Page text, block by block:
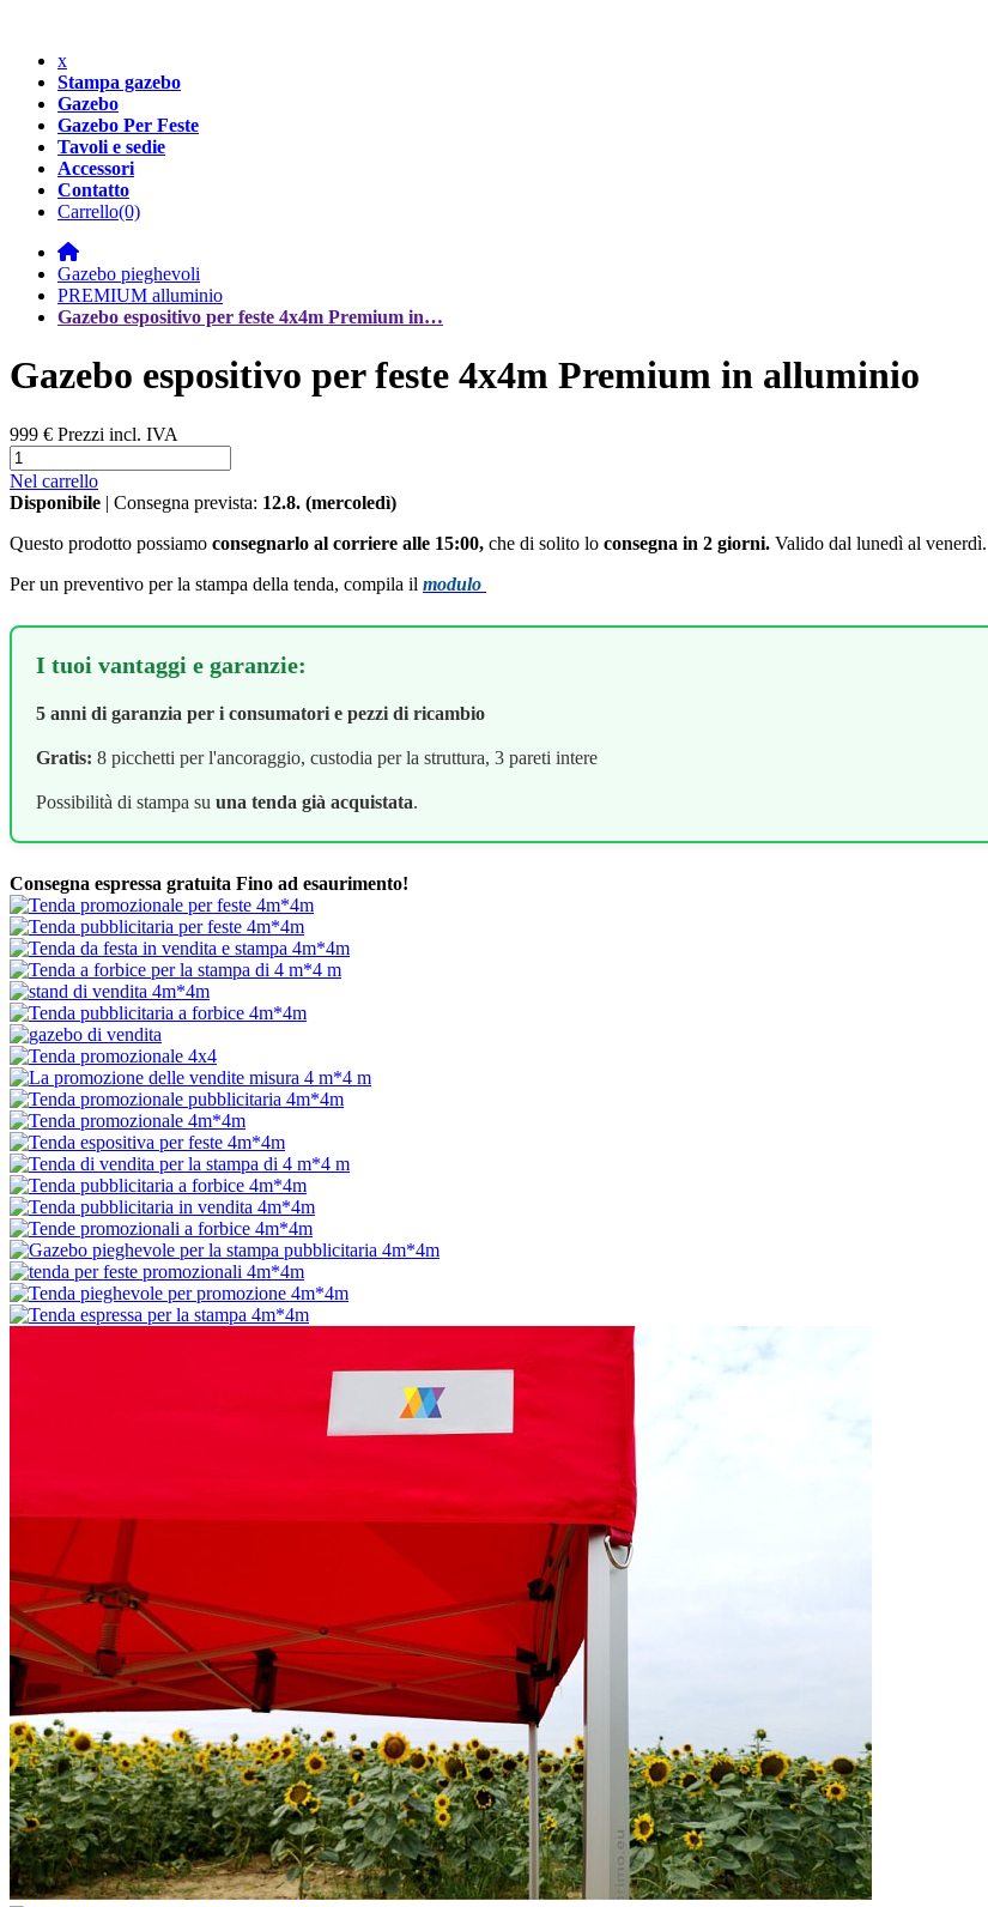
x
Stampa gazebo
Gazebo
Gazebo Per Feste
Tavoli e sedie
Accessori
Contatto
Carrello(0)
Gazebo pieghevoli
PREMIUM alluminio
Gazebo espositivo per feste 4x4m Premium in…
Gazebo espositivo per feste 4x4m Premium in alluminio
999 € Prezzi incl. IVA
Nel carrello
Disponibile | Consegna prevista: 12.8. (mercoledì)
Questo prodotto possiamo consegnarlo al corriere alle 15:00, che di solito lo consegna in 2 giorni. Valido dal lunedì al venerdì.
Per un preventivo per la stampa della tenda, compila il modulo
I tuoi vantaggi e garanzie:
5 anni di garanzia per i consumatori e pezzi di ricambio
Gratis: 8 picchetti per l'ancoraggio, custodia per la struttura, 3 pareti intere
Possibilità di stampa su una tenda già acquistata.
Consegna espressa gratuita Fino ad esaurimento!